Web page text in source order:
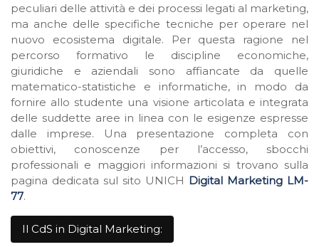
peculiari delle attività e dei processi legati al marketing,
ma anche delle specifiche tecniche per operare nel
nuovo ecosistema digitale. Per questa ragione nel
percorso formativo le discipline economiche,
giuridiche e aziendali sono affiancate da quelle
matematico-statistiche e informatiche, in modo da
fornire allo studente una visione articolata e integrata
delle suddette aree in linea con le esigenze espresse
dalle imprese. Una presentazione completa con
obiettivi, conoscenze per l’accesso, sbocchi
professionali e maggiori informazioni si trovano sulla
pagina dedicata sul sito UNICH Digital Marketing LM-
77.
Il CdS in Digital Marketing: